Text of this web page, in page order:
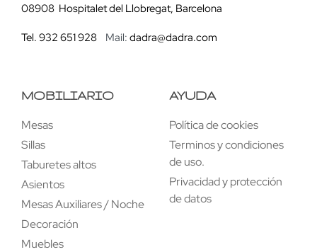
08908 Hospitalet del Llobregat, Barcelona
Tel. 932 651 928 Mail: dadra@dadra.com
MOBILIARIO
Mesas
Sillas
Taburetes altos
Asientos
Mesas Auxiliares / Noche
Decoración
Muebles
AYUDA
Política de cookies
Terminos y condiciones
de uso.
Privacidad y protección
de datos